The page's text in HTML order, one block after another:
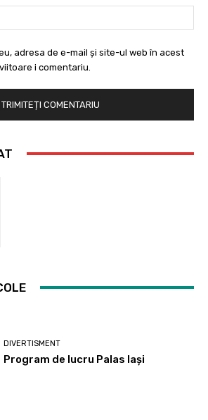
adresa de e-mail și site-ul web în acest
i comentariu.
DIVERTISMENT
Program de lucru Palas Iași